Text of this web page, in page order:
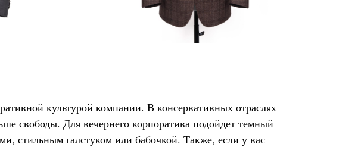
культурой компании. В консервативных отраслях
свободы. Для вечернего корпоратива подойдет темный
стильным галстуком или бабочкой. Также, если у вас